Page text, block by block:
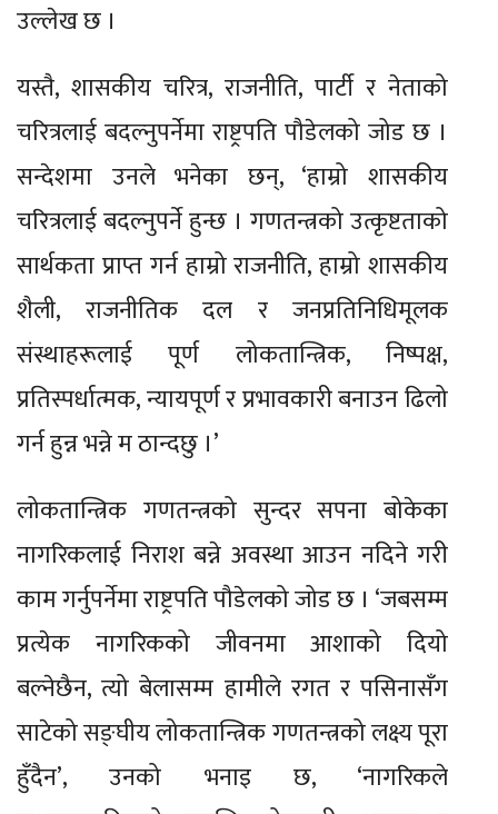
उल्लेख छ ।
यस्तै, शासकीय चरित्र, राजनीति, पार्टी र नेताको
चरित्रलाई बदल्नुपर्नेमा राष्ट्रपति पौडेलको जोड छ ।
सन्देशमा उनले भनेका छन्, ‘हाम्रो शासकीय
चरित्रलाई बदल्नुपर्ने हुन्छ । गणतन्त्रको उत्कृष्टताको
सार्थकता प्राप्त गर्न हाम्रो राजनीति, हाम्रो शासकीय
शैली, राजनीतिक दल र जनप्रतिनिधिमूलक
संस्थाहरूलाई पूर्ण लोकतान्त्रिक, निष्पक्ष,
प्रतिस्पर्धात्मक, न्यायपूर्ण र प्रभावकारी बनाउन ढिलो
गर्न हुन्न भन्ने म ठान्दछु ।’
लोकतान्त्रिक गणतन्त्रको सुन्दर सपना बोकेका
नागरिकलाई निराश बन्ने अवस्था आउन नदिने गरी
काम गर्नुपर्नेमा राष्ट्रपति पौडेलको जोड छ । ‘जबसम्म
प्रत्येक नागरिकको जीवनमा आशाको दियो
बल्नेछैन, त्यो बेलासम्म हामीले रगत र पसिनासँग
साटेको सङ्घीय लोकतान्त्रिक गणतन्त्रको लक्ष्य पूरा
हुँदैन’, उनको भनाइ छ, ‘नागरिकले